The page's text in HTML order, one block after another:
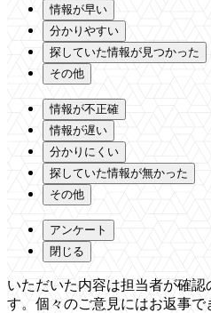
情報が早い
分かりやすい
探していた情報が見つかった
その他
情報が不正確
情報が遅い
分かりにくい
探していた情報が無かった
その他
アンケート
閉じる
いただいた内容は担当者が確認
す。個々のご意見にはお返事